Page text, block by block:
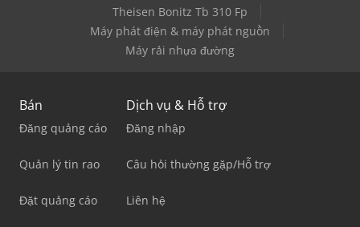
Theisen Bonitz Tb 310 Fp
Máy phát điện & máy phát nguồn
Máy rải nhựa đường
Bán
Đăng quảng cáo
Quản lý tin rao
Đặt quảng cáo
Dịch vụ & Hỗ trợ
Đăng nhập
Câu hỏi thường gặp/Hỗ trợ
Liên hệ